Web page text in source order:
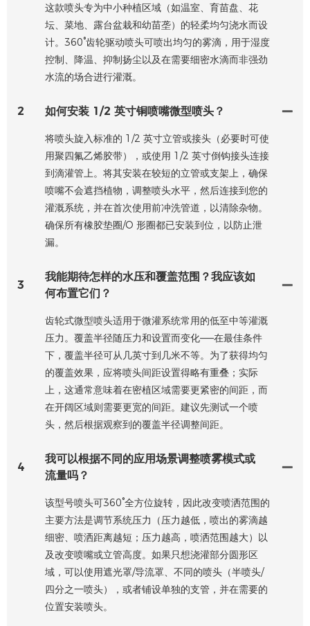
这款喷头专为中小种植区域（如温室、育苗盘、花
坛、菜地、露台盆栽和幼苗垄）的轻柔均匀浇水而设
计。360°齿轮驱动喷头可喷出均匀的雾滴，用于湿度
控制、降温、抑制扬尘以及在需要细密水滴而非强劲
水流的场合进行灌溉。
2 如何安装 1/2 英寸铜喷嘴微型喷头？
将喷头旋入标准的 1/2 英寸立管或接头（必要时可使
用聚四氟乙烯胶带），或使用 1/2 英寸倒钩接头连接
到滴灌管上。将其安装在较短的立管或支架上，确保
喷嘴不会遮挡植物，调整喷头水平，然后连接到您的
灌溉系统，并在首次使用前冲洗管道，以清除杂物。
确保所有橡胶垫圈/O 形圈都已安装到位，以防止泄
漏。
3
我能期待怎样的水压和覆盖范围？我应该如
何布置它们？
齿轮式微型喷头适用于微灌系统常用的低至中等灌溉
压力。覆盖半径随压力和设置而变化——在最佳条件
下，覆盖半径可从几英寸到几米不等。为了获得均匀
的覆盖效果，应将喷头间距设置得略有重叠；实际
上，这通常意味着在密植区域需要更紧密的间距，而
在开阔区域则需要更宽的间距。建议先测试一个喷
头，然后根据观察到的覆盖半径调整间距。
4
我可以根据不同的应用场景调整喷雾模式或
流量吗？
该型号喷头可360°全方位旋转，因此改变喷洒范围的
主要方法是调节系统压力（压力越低，喷出的雾滴越
细密、喷洒距离越短；压力越高，喷洒范围越大）以
及改变喷嘴或立管高度。如果只想浇灌部分圆形区
域，可以使用遮光罩/导流罩、不同的喷头（半喷头/
四分之一喷头），或者铺设单独的支管，并在需要的
位置安装喷头。